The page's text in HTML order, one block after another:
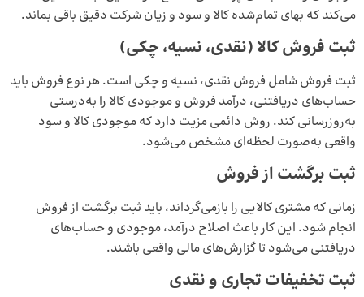
می‌کند که بهای تمام‌شده کالا و سود و زیان شرکت دقیق باقی بماند.
ثبت فروش کالا (نقدی، نسیه، چکی)
ثبت فروش شامل فروش نقدی، نسیه و چکی است. هر نوع فروش باید
حساب‌های دریافتنی، درآمد فروش و موجودی کالا را به‌درستی
به‌روزرسانی کند. روش دائمی مزیت دارد که موجودی کالا و سود
واقعی به‌صورت لحظه‌ای مشخص می‌شود.
ثبت برگشت از فروش
زمانی که مشتری کالایی را بازمی‌گرداند، باید ثبت برگشت از فروش
انجام شود. این کار باعث اصلاح درآمد، موجودی و حساب‌های
دریافتنی می‌شود تا گزارش‌های مالی واقعی باشند.
ثبت تخفیفات تجاری و نقدی